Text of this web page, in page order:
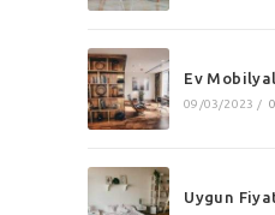
Ev
09/03/2023 /
Uygun